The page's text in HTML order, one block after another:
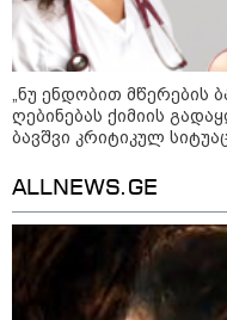
მოზაიკა
„ნუ ენდობით მწერების
ღებინებას ქიმიის
ბავშვი კრიტიკულ
ALLNEWS.GE